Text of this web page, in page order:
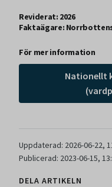
Reviderat: 2026
Faktaägare:
För mer information
Nationellt
Uppdaterad: 2026-06-22,
Publicerad: 2023-06-15,
DELA ARTIKELN